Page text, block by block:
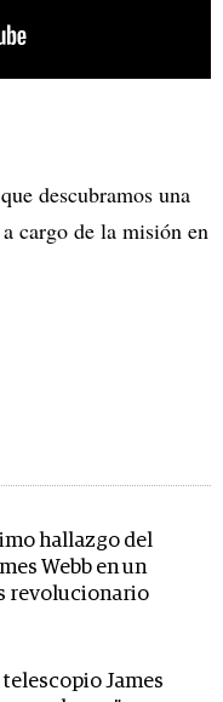
descubramos una
cargo de la misión en
hallazgo del
Webb en un
revolucionario
James